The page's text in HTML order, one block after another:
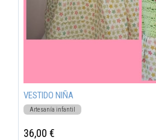
VESTIDO NIÑA
Artesanía infantil
36,00 €